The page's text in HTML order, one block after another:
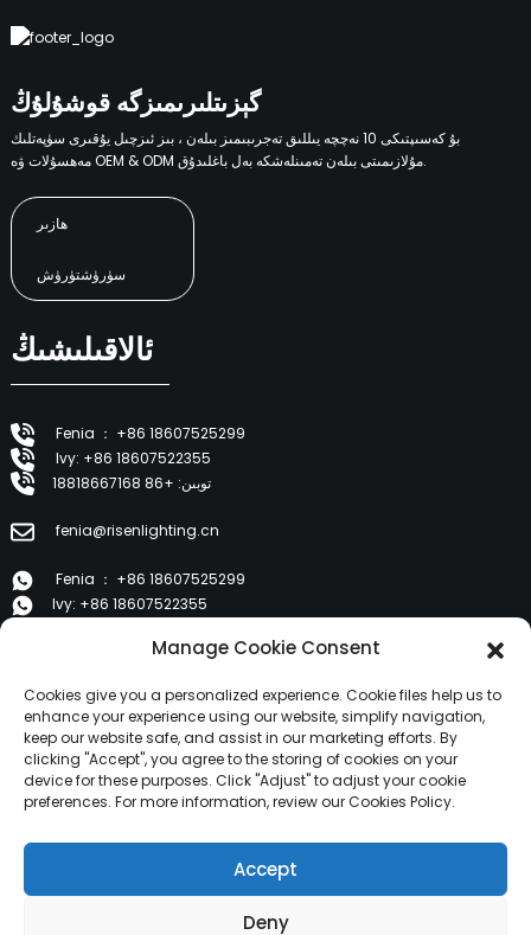
گېزىتلىرىمىزگە قوشۇلۇڭ
بۇ كەسىپتىكى 10 نەچچە يىللىق تەجرىبىمىز بىلەن ، بىز ئىزچىل يۇقىرى سۈپەتلىك
مەھسۇلات ۋە OEM & ODM مۇلازىمىتى بىلەن تەمىنلەشكە بەل باغلىدۇق.
ھازىر
سۈرۈشتۈرۈش
ئالاقىلىشىڭ
Fenia ： +86 18607525299
Ivy: +86 18607522355
توبىن: +86 18818667168
fenia@risenlighting.cn
Fenia ： +86 18607525299
Ivy: +86 18607522355
مەھسۇلاتلار
مەھسۇلاتلار
بىز بىلەن ئالاقىلىشىڭ
Manage Cookie Consent
Cookies give you a personalized experience. Cookie files help us to
enhance your experience using our website, simplify navigation,
keep our website safe, and assist in our marketing efforts. By
clicking "Accept", you agree to the storing of cookies on your
device for these purposes. Click "Adjust" to adjust your cookie
preferences. For more information, review our Cookies Policy.
Accept
Deny